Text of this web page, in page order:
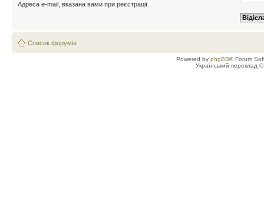
Адреса e-mail, вказана вами при реєстрації.
Список форумів
Powered by phpBB® Forum
Український переклад